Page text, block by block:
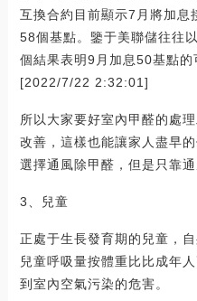
互換合約目前顯示7月將加息
58個基點。鑒于美聯儲往往
個結果表明9月加息50基點
[2022/7/22 2:32:01]
所以大家要好室內甲醛的處
改善，這樣也能讓家人盡早
選擇通風除甲醛，但是只靠通
3、兒童
正處于生長發育期的兒童，
兒童呼吸量按體重比比成年
到室內空氣污染的危害。